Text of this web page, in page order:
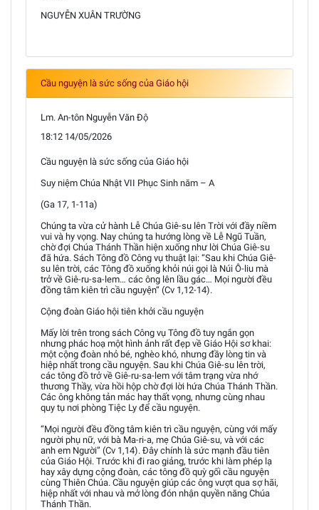
NGUYỄN XUÂN TRƯỜNG
Cầu nguyện là sức sống của Giáo hội
Lm. An-tôn Nguyễn Văn Độ
18:12 14/05/2026
Cầu nguyện là sức sống của Giáo hội
Suy niệm Chúa Nhật VII Phục Sinh năm – A
(Ga 17, 1-11a)
Chúng ta vừa cử hành Lễ Chúa Giê-su lên Trời với đầy niềm
vui và hy vọng. Nay chúng ta hướng lòng về Lễ Ngũ Tuần,
chờ đợi Chúa Thánh Thần hiện xuống như lời Chúa Giê-su
đã hứa. Sách Tông đồ Công vụ thuật lại: “Sau khi Chúa Giê-
su lên trời, các Tông đồ xuống khỏi núi gọi là Núi Ô-liu mà
trở về Giê-ru-sa-lem… các ông lên lầu gác… Mọi người đều
đồng tâm kiên trì cầu nguyện“ (Cv 1,12-14).
Cộng đoàn Giáo hội tiên khởi cầu nguyện
Mấy lời trên trong sách Công vụ Tông đồ tuy ngắn gọn
nhưng phác hoạ một hình ảnh rất đẹp về Giáo Hội sơ khai:
một cộng đoàn nhỏ bé, nghèo khó, nhưng đầy lòng tin và
hiệp nhất trong cầu nguyện. Sau khi Chúa Giê-su lên trời,
các tông đồ trở về Giê-ru-sa-lem với tâm trạng vừa nhớ
thương Thầy, vừa hồi hộp chờ đợi lời hứa Chúa Thánh Thần.
Các ông không tản mác hay thất vọng, nhưng cùng nhau
quy tụ nơi phòng Tiệc Ly để cầu nguyện.
“Mọi người đều đồng tâm kiên trì cầu nguyện, cùng với mấy
người phụ nữ, với bà Ma-ri-a, mẹ Chúa Giê-su, và với các
anh em Người” (Cv 1,14). Đây chính là sức mạnh đầu tiên
của Giáo Hội. Trước khi đi rao giảng, trước khi làm phép lạ
hay xây dựng cộng đoàn, các tông đồ quỳ gối cầu nguyện
cùng Thiên Chúa. Cầu nguyện giúp các ông vượt qua sợ hãi,
hiệp nhất với nhau và mở lòng đón nhận quyền năng Chúa
Thánh Thần.